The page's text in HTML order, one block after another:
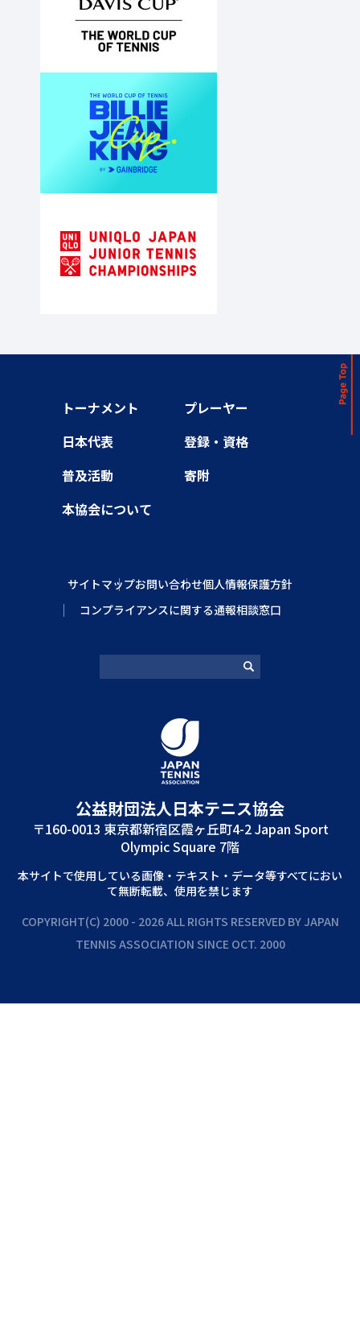
トーナメント
プレーヤー
日本代表
登録・資格
普及活動
寄附
本協会について
サイトマップお問い合わせ個人情報保護方針
コンプライアンスに関する通報相談窓口
公益財団法⼈⽇本テニス協会
〒160-0013 東京都新宿区霞ヶ丘町4-2 Japan Sport
Olympic Square 7階
本サイトで使⽤している画像‧テキスト‧データ等すべてにおい
て無断転載、使⽤を禁じます
COPYRIGHT(C) 2000 - 2026 ALL RIGHTS RESERVED BY JAPAN
TENNIS ASSOCIATION SINCE OCT. 2000